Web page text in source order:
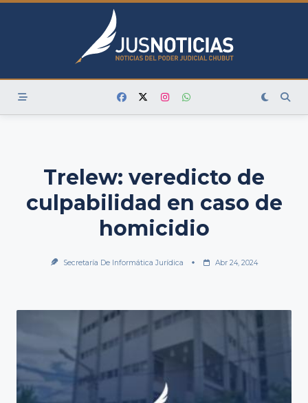
Skip
Trelew: veredicto de
culpabilidad en caso de
homicidio
Secretaría De Informática Jurídica Abr 24, 2024